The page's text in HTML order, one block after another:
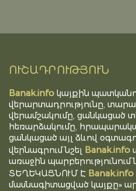
ՈՒՇԱԴՐՈՒԹՅՈՒՆ
Banak.info կայքին
վերարտադրությունը,
վերամշակումը, ցանկացած
հեռարձակումը,
ցանկացած այլ ձևով
վերնագրում նշել Banak.info
առաջին
ՏԵՂԵԿԱՑՆՈՒՄ Է Banak.info
մասնագիտացված կայքը»